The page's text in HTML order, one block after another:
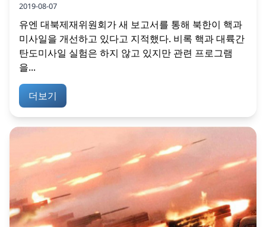
2019-08-07
유엔 대북제재위원회가 새 보고서를 통해 북한이 핵과
미사일을 개선하고 있다고 지적했다. 비록 핵과 대륙간
탄도미사일 실험은 하지 않고 있지만 관련 프로그램
을...
더보기